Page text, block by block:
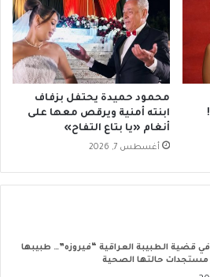
محمود حميدة يحتفل بزفاف
ابنته أمنية ويرقص معها على
أنغام «يا بتاع التفاح»
أغسطس 7, 2026
قضية الطبيبة العراقية “فيروزه”… طبيبها
حالتها الصحية